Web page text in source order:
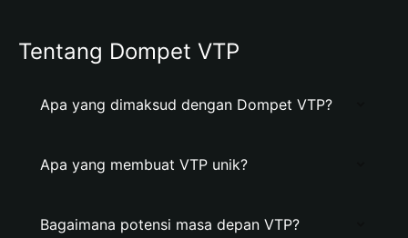
Tentang Dompet VTP
Apa yang dimaksud dengan Dompet VTP?
Apa yang membuat VTP unik?
Bagaimana potensi masa depan VTP?